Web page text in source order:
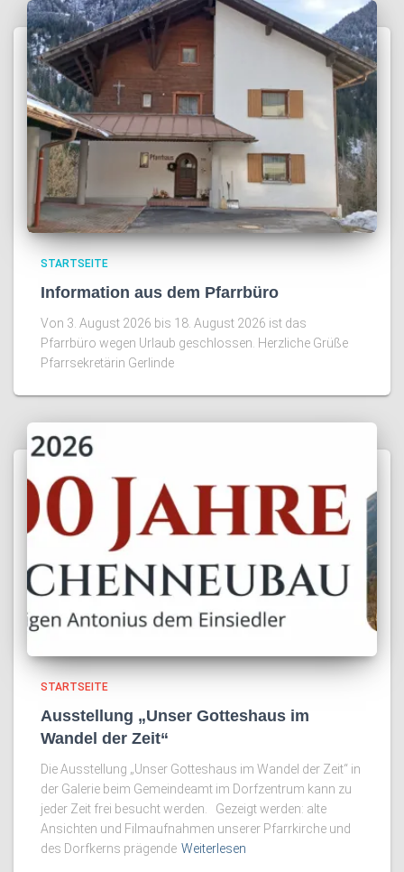
STARTSEITE
Information aus dem Pfarrbüro
Von 3. August 2026 bis 18. August 2026 ist das
Pfarrbüro wegen Urlaub geschlossen. Herzliche Grüße
Pfarrsekretärin Gerlinde
STARTSEITE
Ausstellung „Unser Gotteshaus im
Wandel der Zeit“
Die Ausstellung „Unser Gotteshaus im Wandel der Zeit“ in
der Galerie beim Gemeindeamt im Dorfzentrum kann zu
jeder Zeit frei besucht werden. Gezeigt werden: alte
Ansichten und Filmaufnahmen unserer Pfarrkirche und
des Dorfkerns prägende Weiterlesen